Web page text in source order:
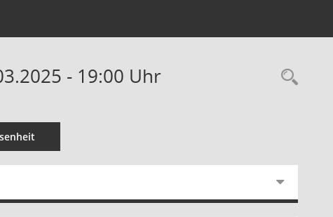
- 19:00 Uhr